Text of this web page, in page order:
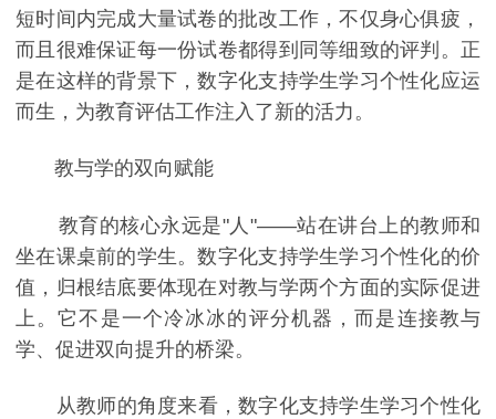
短时间内完成大量试卷的批改工作，不仅身心俱疲，
而且很难保证每一份试卷都得到同等细致的评判。正
是在这样的背景下，数字化支持学生学习个性化应运
而生，为教育评估工作注入了新的活力。
教与学的双向赋能
教育的核心永远是"人"——站在讲台上的教师和
坐在课桌前的学生。数字化支持学生学习个性化的价
值，归根结底要体现在对教与学两个方面的实际促进
上。它不是一个冷冰冰的评分机器，而是连接教与
学、促进双向提升的桥梁。
从教师的角度来看，数字化支持学生学习个性化